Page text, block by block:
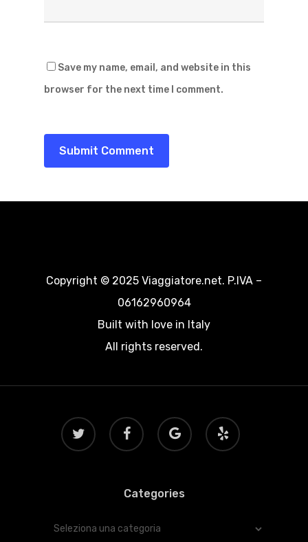
Save my name, email, and website in this
browser for the next time I comment.
Copyright © 2025 Viaggiatore.net. P.IVA –
06162960964
Built with love in Italy
All rights reserved.
twitter facebook
google-
plus
yelp
Categories
Categories